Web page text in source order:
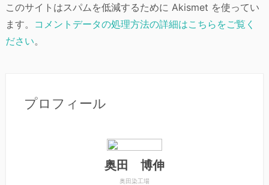
このサイトはスパムを低減するために Akismet を使ってい
ます。
コメントデータの処理方法の詳細はこちらをご覧く
ださい。
プロフィール
奥田 博伸
奥田染工場